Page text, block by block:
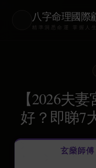
八字命理國際
精準洞悉命運 掌握人
【2026夫
好？即睇7
玄燊師